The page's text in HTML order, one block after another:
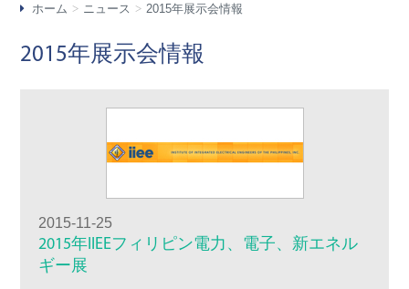
ホーム ニュース 2015年展示会情報
2015年展示会情報
2015-11-25
2015年IIEEフィリピン電力、電子、新エネル
ギー展